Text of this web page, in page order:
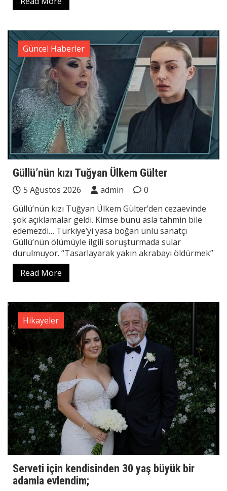
Güncel Haberler
Güllü’nün kızı Tuğyan Ülkem Gülter
5 Ağustos 2026 admin
0
Güllü’nün kızı Tuğyan Ülkem Gülter’den cezaevinde
şok açıklamalar geldi. Kimse bunu asla tahmin bile
edemezdi… Türkiye’yi yasa boğan ünlü sanatçı
Güllü’nün ölümüyle ilgili soruşturmada sular
durulmuyor. “Tasarlayarak yakın akrabayı öldürmek”
Read More
Hikayeler
Serveti için kendisinden 30 yaş büyük bir
adamla evlendim;